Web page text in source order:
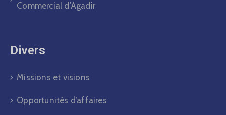
Commercial d’Agadir
Divers​
Missions et visions
Opportunités d’affaires